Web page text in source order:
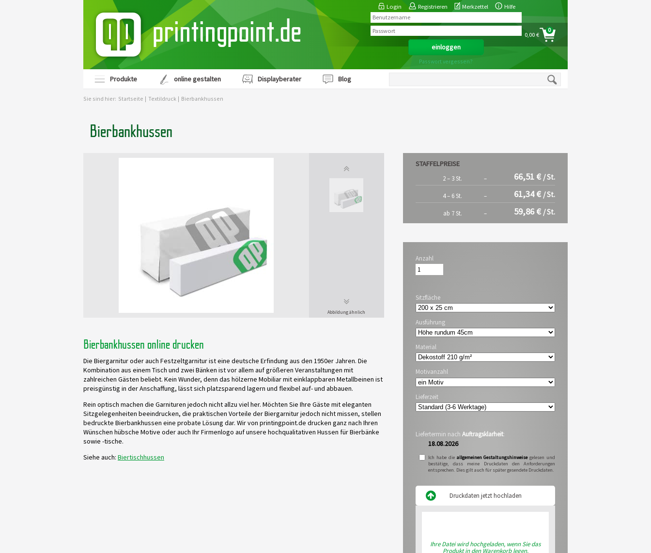
printingpoint.de
Login Registrieren Merkzettel Hilfe
Passwort vergessen?
0,00 €
0
Produkte online gestalten Displayberater Blog
Sie sind hier: Startseite | Textildruck | Bierbankhussen
Bierbankhussen
Abbildung ähnlich
Bierbankhussen online drucken
Die Biergarnitur oder auch Festzeltgarnitur ist eine deutsche Erfindung aus den 1950er Jahren. Die
Kombination aus einem Tisch und zwei Bänken ist vor allem auf größeren Veranstaltungen mit
zahlreichen Gästen beliebt. Kein Wunder, denn das hölzerne Mobiliar mit einklappbaren Metallbeinen ist
preisgünstig in der Anschaffung, lässt sich platzsparend lagern und flexibel auf- und abbauen.
Rein optisch machen die Garnituren jedoch nicht allzu viel her. Möchten Sie Ihre Gäste mit eleganten
Sitzgelegenheiten beeindrucken, die praktischen Vorteile der Biergarnitur jedoch nicht missen, stellen
bedruckte Bierbankhussen eine probate Lösung dar. Wir von printingpoint.de drucken ganz nach Ihren
Wünschen hübsche Motive oder auch Ihr Firmenlogo auf unsere hochqualitativen Hussen für Bierbänke
sowie -tische.
Siehe auch: Biertischhussen
STAFFELPREISE
2 – 3 St. – 66,51 € / St.
4 – 6 St. – 61,34 € / St.
ab 7 St. – 59,86 € / St.
Anzahl
Sitzfläche
Ausführung
Material
Motivanzahl
Lieferzeit
Liefertermin nach Auftragsklarheit:
18.08.2026
Ich habe die allgemeinen Gestaltungshinweisegelesen und
bestätige, dass meine Druckdaten den Anforderungen
entsprechen. Dies gilt auch für später gesendete Druckdaten.
Druckdaten jetzt hochladen
Ihre Datei wird hochgeladen, wenn Sie das
Produkt in den Warenkorb legen.